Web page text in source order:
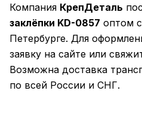
Компания КрепДеталь
заклёпки KD-0857 оптом
Петербурге. Для
заявку на сайте или
Возможна доставка
по всей России и СНГ.